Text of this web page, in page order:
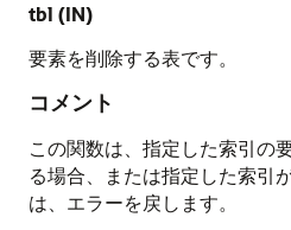
tbl (IN)
要素を削除する表です。
コメント
この関数は、指定した索引の
る場合、または指定した索引
は、エラーを戻します。